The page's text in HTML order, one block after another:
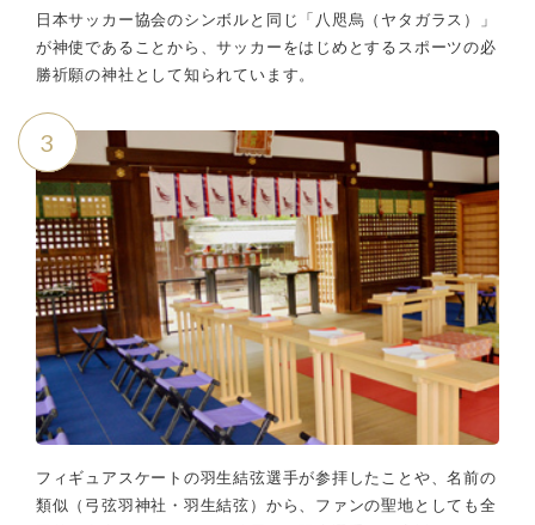
日本サッカー協会のシンボルと同じ「八咫烏（ヤタガラス）」
が神使であることから、サッカーをはじめとするスポーツの必
勝祈願の神社として知られています。
3
フィギュアスケートの羽生結弦選手が参拝したことや、名前の
類似（弓弦羽神社・羽生結弦）から、ファンの聖地としても全